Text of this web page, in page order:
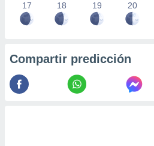
17 18 19 20
Compartir predicción